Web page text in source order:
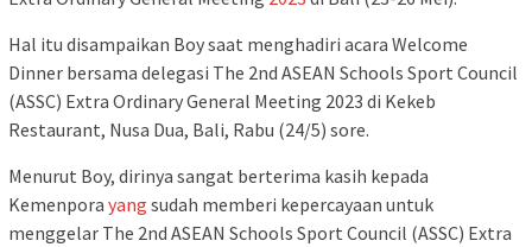
Hal itu disampaikan Boy saat menghadiri acara Welcome
Dinner bersama delegasi The 2nd ASEAN Schools Sport Council
(ASSC) Extra Ordinary General Meeting 2023 di Kekeb
Restaurant, Nusa Dua, Bali, Rabu (24/5) sore.
Menurut Boy, dirinya sangat berterima kasih kepada
Kemenpora yang sudah memberi kepercayaan untuk
menggelar The 2nd ASEAN Schools Sport Council (ASSC) Extra